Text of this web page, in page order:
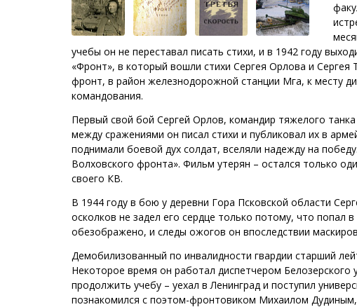
учебы он не переставал писать стихи, и в 1942 году
«Фронт», в который вошли стихи Сергея Орлова и
фронт, в район железнодорожной станции Мга, к месту
командования.
Первый свой бой Сергей Орлов, командир тяжелого
между сражениями он писал стихи и публиковал их в
поднимали боевой дух солдат, вселяли надежду на
Волховского фронта». Фильм утерян – остался только
своего КВ.
В 1944 году в бою у деревни Гора Псковской области
осколков не задел его сердце только потому, что попал
обезображено, и следы ожогов он впоследствии
Демобилизованный по инвалидности гвардии старший
Некоторое время он работал диспетчером Белозерского
продолжить учебу – уехал в Ленинград и поступил
познакомился с поэтом-фронтовиком Михаилом